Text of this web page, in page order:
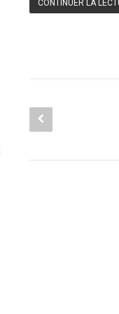
CONTINUER LA